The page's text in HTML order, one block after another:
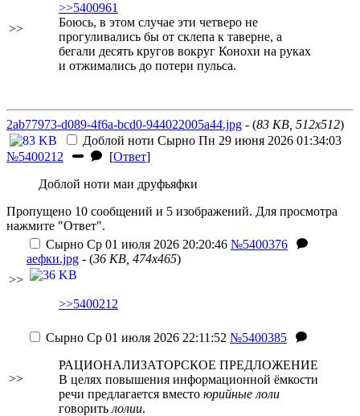
>>
>>5400961
Боюсь, в этом случае эти четверо не
прогуливались бы от склепа к таверне, а
бегали десять кругов вокруг Конохи на руках
и отжимались до потери пульса.
2ab77973-d089-4f6a-bcd0-944022005a44.jpg - (83 KB, 512x512)
Доблой ноти Сырно Пн 29 июня 2026 01:34:03
№5400212
[Ответ]
Доблой ноти маи друфьяфки
Пропущено 10 сообщений и 5 изображений. Для просмотра
нажмите "Ответ".
>>
Сырно Ср 01 июля 2026 20:20:46 №5400376
аефки.jpg - (36 KB, 474x465)
>>5400212
>>
Сырно Ср 01 июля 2026 22:11:52 №5400385
РАЦИОНАЛИЗАТОРСКОЕ ПРЕДЛОЖЕНИЕ
В целях повышения информационной ёмкости
речи предлагается вместо юрийные лоли
говорить лолии.